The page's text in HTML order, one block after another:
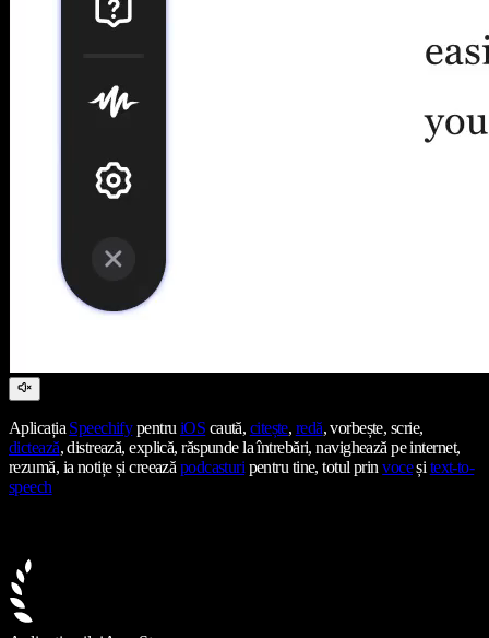
AplicațiaSpeechifypentruiOS caută, citește, redă, vorbește, scrie,
dictează, distrează, explică, răspunde la întrebări, navighează pe internet,
rezumă, ia notițe și creeazăpodcasturipentru tine, totul prinvoceșitext-to-
speech